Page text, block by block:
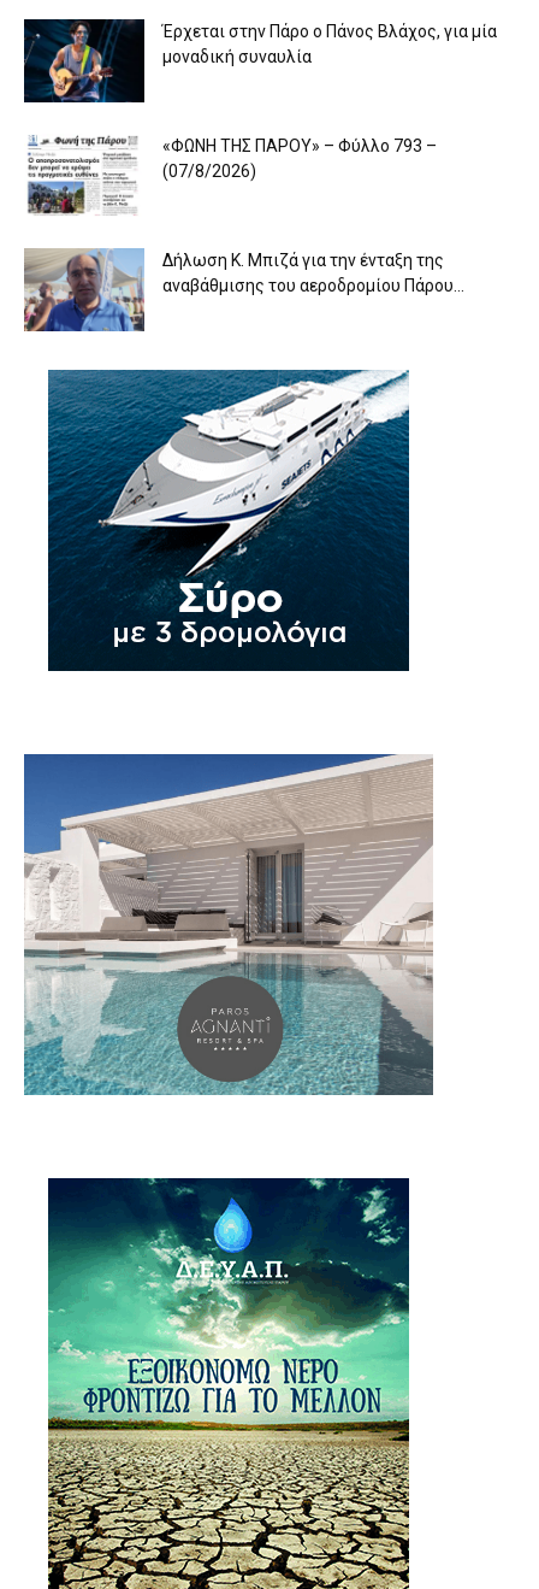
Έρχεται στην Πάρο ο Πάνος Βλάχος, για μία
μοναδική συναυλία
«ΦΩΝΗ ΤΗΣ ΠΑΡΟΥ» – Φύλλο 793 –
(07/8/2026)
Δήλωση Κ. Μπιζά για την ένταξη της
αναβάθμισης του αεροδρομίου Πάρου...